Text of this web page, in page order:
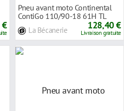
€
Pneu avant moto Continental
ContiGo 110/90-18 61H TL
La Bécanerie 128,40 €
Livraison gratuite